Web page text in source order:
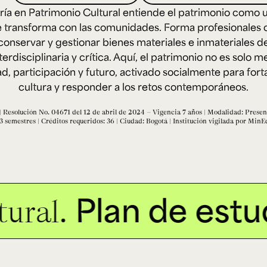
Reconocimiento como universidad: Decreto 1297 del 30 de mayo de 1964. Reconocimiento
Arte e
Historia del Arte
Ext. 2626
Literatura y
Narrativas Digitales
en Patrimonio Cultural entiende el patrimonio como
transforma con las comunidades. Forma profesionales
y gestionar bienes materiales e inmateriales
y crítica. Aquí, el patrimonio no es solo
participación y futuro, activado socialmente para
cultura y responder a los retos contemporáneos.
Resolución No. 04671 del 12 de abril de 2024 – Vigencia 7 años | Modalidad:
semestres | Créditos requeridos: 36 | Ciudad: Bogotá | Institución vigilada por
Plan de